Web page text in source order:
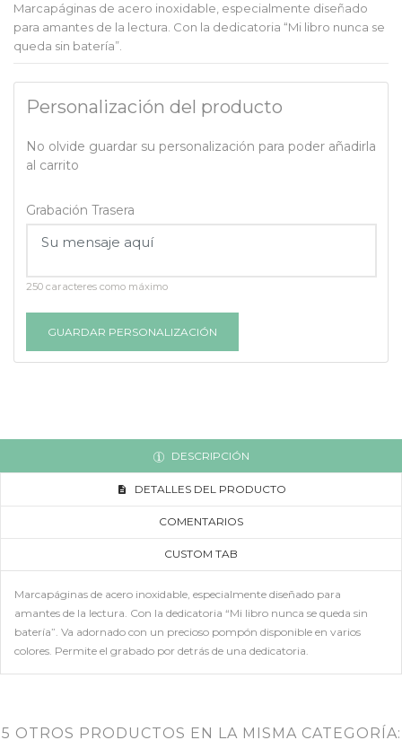
Marcapáginas de acero inoxidable, especialmente diseñado
para amantes de la lectura. Con la dedicatoria “Mi libro nunca se
queda sin batería”.
Personalización del producto
No olvide guardar su personalización para poder añadirla
al carrito
Grabación Trasera
250 caracteres como máximo
GUARDAR PERSONALIZACIÓN
DESCRIPCIÓN
DETALLES DEL PRODUCTO
COMENTARIOS
CUSTOM TAB
Marcapáginas de acero inoxidable, especialmente diseñado para
amantes de la lectura. Con la dedicatoria “Mi libro nunca se queda sin
batería”. Va adornado con un precioso pompón disponible en varios
colores. Permite el grabado por detrás de una dedicatoria.
5 OTROS PRODUCTOS EN LA MISMA CATEGORÍA: